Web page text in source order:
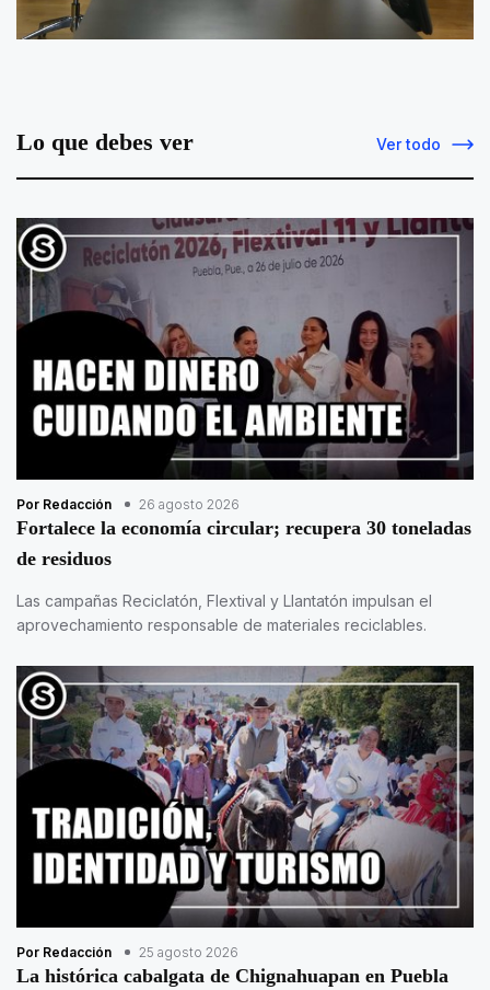
Lo que debes ver Ver todo
Por Redacción 26 agosto 2026
Fortalece la economía circular; recupera 30 toneladas
de residuos
Las campañas Reciclatón, Flextival y Llantatón impulsan el
aprovechamiento responsable de materiales reciclables.
Por Redacción 25 agosto 2026
La histórica cabalgata de Chignahuapan en Puebla